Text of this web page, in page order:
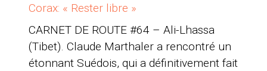
Corax: « Rester libre »
CARNET DE ROUTE #64 – Ali-Lhassa
(Tibet). Claude Marthaler a rencontré un
étonnant Suédois, qui a définitivement fait